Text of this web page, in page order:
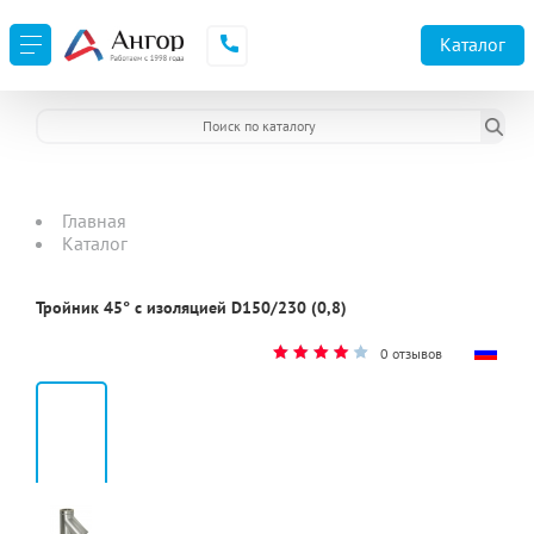
Каталог
Главная
Каталог
Тройник 45° с изоляцией D150/230 (0,8)
0 отзывов